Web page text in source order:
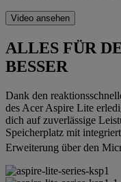
Video ansehen
ALLES FÜR
BESSER
Dank den
des Acer Aspire Lite
dich auf zuverlässige
Speicherplatz mit
Erweiterung über den